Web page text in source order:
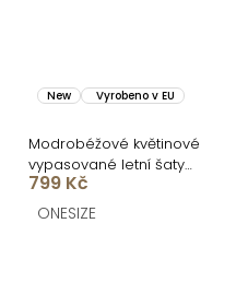
New Vyrobeno v EU
Modrobéžové květinové
vypasované letní šaty
SAHARA
799 Kč
ONESIZE